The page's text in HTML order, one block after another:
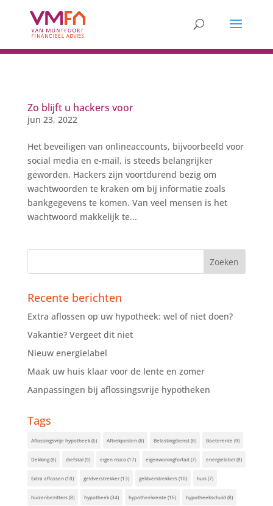
Zo blijft u hackers voor
jun 23, 2022
Het beveiligen van onlineaccounts, bijvoorbeeld voor
social media en e-mail, is steeds belangrijker
geworden. Hackers zijn voortdurend bezig om
wachtwoorden te kraken om bij informatie zoals
bankgegevens te komen. Van veel mensen is het
wachtwoord makkelijk te...
Recente berichten
Extra aflossen op uw hypotheek: wel of niet doen?
Vakantie? Vergeet dit niet
Nieuw energielabel
Maak uw huis klaar voor de lente en zomer
Aanpassingen bij aflossingsvrije hypotheken
Tags
Aflossingsvrije hypotheek(6) Aftrekposten(8) Belastingdienst(8) Boeterente (9)
Dekking(8) diefstal(9) eigen risico(17) eigenwoningforfait(7) energielabel(8)
Extra aflossen(10) geldverstrekker(13) geldverstrekkers(10) huis(7)
huizenbezitters(8) hypotheek(34) hypotheekrente (16) hypotheekschuld(8)